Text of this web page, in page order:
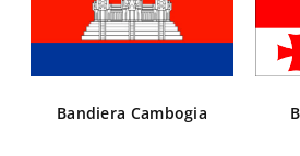
Bandiera Cambogia